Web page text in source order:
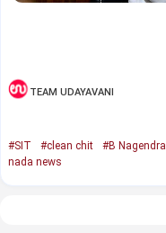
TEAM UDAYAVANI
#SIT #clean chit #B Nagendra
nada news